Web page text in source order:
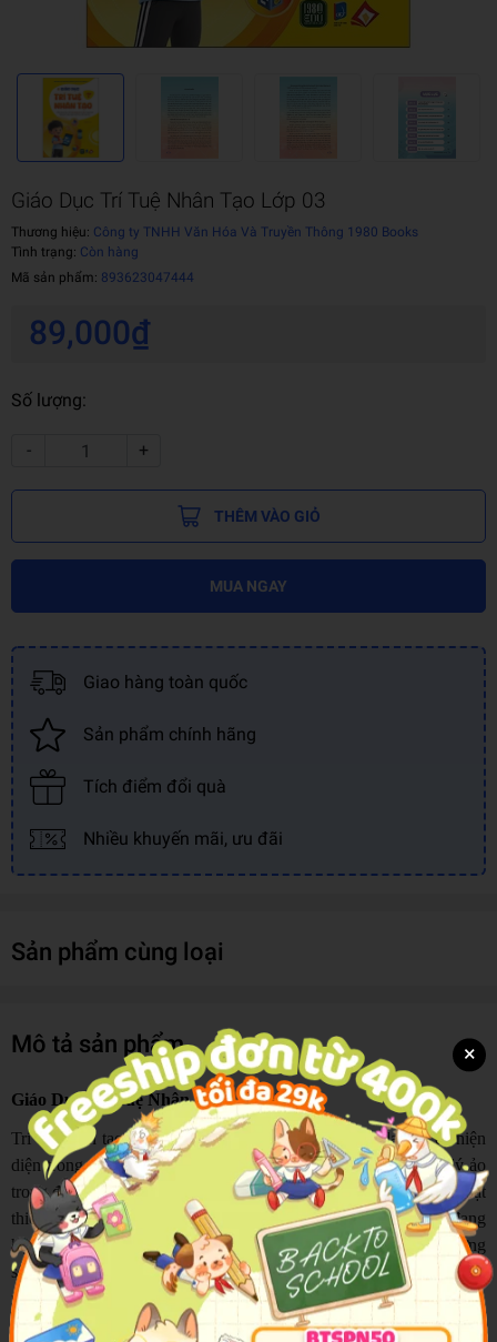
Giáo Dục Trí Tuệ Nhân Tạo Lớp 03
Thương hiệu: Công ty TNHH Văn Hóa Và Truyền Thông 1980 Books
Tình trạng: Còn hàng
Mã sản phẩm: 893623047444
89,000₫
Số lượng:
- +
THÊM VÀO GIỎ
MUA NGAY
Giao hàng toàn quốc
Sản phẩm chính hãng
Tích điểm đổi quà
Nhiều khuyến mãi, ưu đãi
Sản phẩm cùng loại
Mô tả sản phẩm
Giáo Dục Trí Tuệ Nhân Tạo Lớp 03
Trí tuệ nhân tạo không còn là câu chuyện của tương lai. AI đã hiện
diện trong công cụ tìm kiếm, video trẻ em xem mỗi ngày, trợ lý ảo
trong điện thoại, ứng dụng học tập, trò chơi, dịch thuật và hàng loạt
thiết bị thông minh trong gia đình. Trong khi người lớn còn đang
học cách thích nghi, thì trẻ em hôm nay đã lớn lên giữa môi trường
số ấy. Vấn đề không còn là có nên cho trẻ tiếp cận AI hay không,
mà là ai sẽ hướng dẫn trẻ tiếp cận đúng cách và đủ sớm.
Nhiều phụ huynh đã nhanh nhạy đầu tư cho con một năng lực quan
×